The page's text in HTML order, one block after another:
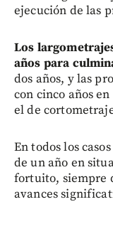
ejecución de las
Los
años para
dos años, y las
con cinco años
el de
En todos los
de un año en
fortuito, siempre
avances